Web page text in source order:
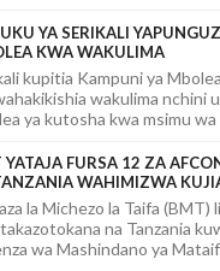
YA SERIKALI
KWA WAKULIMA
kupitia Kampuni ya
wakulima nchini
ya kutosha kwa msimu wa
YATAJA FURSA 12 ZA
WAHIMIZWA
la Michezo la Taifa (BMT)
na Tanzania
wa Mashindano ya